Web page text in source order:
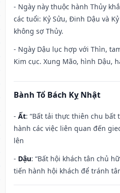
- Ngày này thuộc hành Thủy
các tuổi: Kỷ Sửu, Đinh Dậu và
không sợ Thủy.
- Ngày Dậu lục hợp với Thìn,
Kim cục. Xung Mão, hình Dậu,
Bành Tổ Bách Kỵ Nhật
- Ất: “Bất tải thực thiên chu bất
hành các việc liên quan đến
lên
- Dậu: “Bất hội khách tân chủ
tiến hành hội khách để tránh